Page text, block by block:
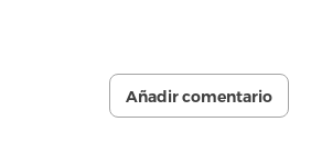
Añadir comentario